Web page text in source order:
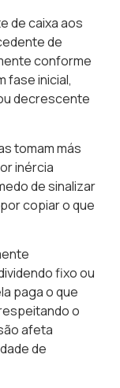
de caixa aos
de
conforme
fase inicial,
decrescente
tomam más
inércia
de sinalizar
copiar o que
fixo ou
paga o que
o
afeta
de